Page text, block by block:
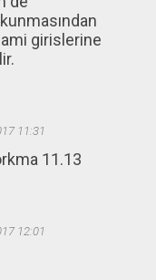
girislerine
11:31
11.13
12:01